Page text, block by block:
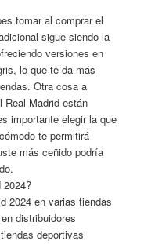
tomar al comprar el
sigue siendo la
versiones en
lo que te da más
Otra cosa a
Real Madrid están
importante elegir la que
te permitirá
más ceñido podría
2024?
2024 en varias tiendas
distribuidores
deportivas